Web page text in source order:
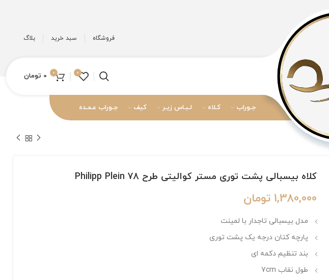
فروشگاه سبد خرید بلاگ
0
0
0 تومان
جـوراب کـلاه لـبـاس زیـر کیف جـوراب عـمـده
کلاه بیسبالی پشت توری مستر کوالیتی طرح Philipp Plein 78
1,380,000 تومان
مدل بیسبالی تاجدار با لمینت
پارچه کتان درجه یک پشت توری
بند تنظیم دکمه ای
طول نقاب 7cm